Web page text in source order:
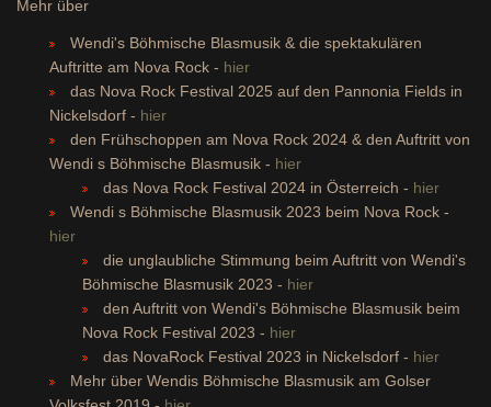
Mehr über
Wendi's Böhmische Blasmusik & die spektakulären
Auftritte am Nova Rock - hier
das Nova Rock Festival 2025 auf den Pannonia Fields in
Nickelsdorf - hier
den Frühschoppen am Nova Rock 2024 & den Auftritt von
Wendi s Böhmische Blasmusik - hier
das Nova Rock Festival 2024 in Österreich - hier
Wendi s Böhmische Blasmusik 2023 beim Nova Rock -
hier
die unglaubliche Stimmung beim Auftritt von Wendi's
Böhmische Blasmusik 2023 - hier
den Auftritt von Wendi's Böhmische Blasmusik beim
Nova Rock Festival 2023 - hier
das NovaRock Festival 2023 in Nickelsdorf - hier
Mehr über Wendis Böhmische Blasmusik am Golser